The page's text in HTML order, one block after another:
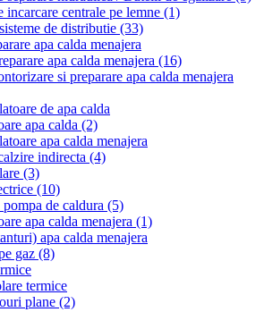
incarcare centrale pe lemne (1)
de distributie (33)
apa calda menajera
apa calda menajera (16)
si preparare apa calda menajera
de apa calda
apa calda (2)
apa calda menajera
indirecta (4)
(3)
(10)
de caldura (5)
apa calda menajera (1)
apa calda menajera
gaz (8)
termice
plane (2)